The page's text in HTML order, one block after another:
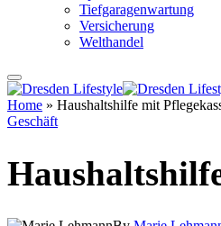
Tiefgaragenwartung
Versicherung
Welthandel
Home » Haushaltshilfe mit
Geschäft